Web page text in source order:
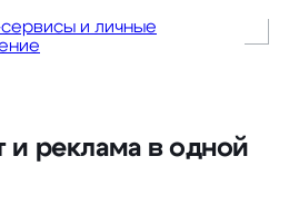
и личные
и реклама в одной